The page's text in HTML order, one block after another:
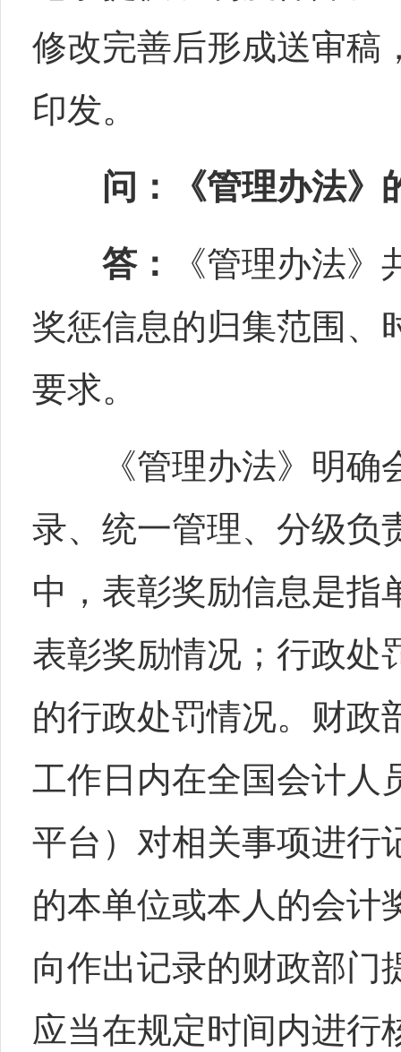
修改完善后形成送审稿
印发。
问：《管理办法》
答：
《管理办法
奖惩信息的归集范围、
要求。
《管理办法》明确会
录、统一管理、分级负
中，表彰奖励信息是指
表彰奖励情况；行政处
的行政处罚情况。财政
工作日内在全国会计人
平台）对相关事项进行
的本单位或本人的会计
向作出记录的财政部门
应当在规定时间内进行